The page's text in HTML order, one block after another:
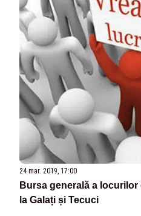
24 mar. 2019, 17:00
Bursa generală a
la Galați și Tecuci